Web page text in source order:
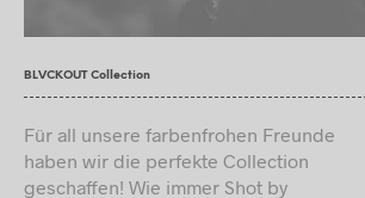
BLVCKOUT Collection
Für all unsere farbenfrohen Freunde
haben wir die perfekte Collection
geschaffen! Wie immer Shot by